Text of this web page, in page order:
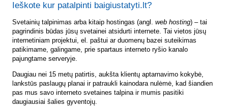
Ieškote kur patalpinti baigiustatyti.lt?
Svetainių talpinimas arba kitaip hostingas (angl. web hosting) – tai
pagrindinis būdas jūsų svetainei atsidurti internete. Tai vietos jūsų
internetiniam projektui, el. paštui ar duomenų bazei suteikimas
patikimame, galingame, prie spartaus interneto ryšio kanalo
pajungtame serveryje.
Daugiau nei 15 metų patirtis, aukšta klientų aptarnavimo kokybė,
lankstūs paslaugų planai ir patraukli kainodara nulėmė, kad šiandien
pas mus savo interneto svetaines talpina ir mumis pasitiki
daugiausiai šalies gyventojų.